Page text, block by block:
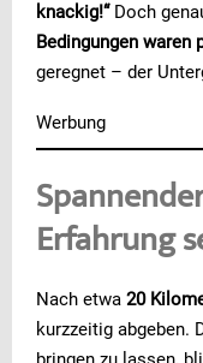
knackig!“Doch
Bedingungen waren
geregnet – der
Werbung
Erfahrung
Nach etwa 20
kurzzeitig abgeben.